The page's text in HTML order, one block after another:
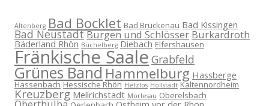
Altenberg Bad Bocklet Bad Brückenau Bad Kissingen
Bad NeustadtBurgen und Schlösser Burkardroth
Bäderland Rhön Büchelberg Diebach Elfershausen
Fränkische Saale Grabfeld
Grünes BandHammelburg Hassberge
Hassenbach Hessische Rhön Hetzlos Hollstadt Kaltennordheim
Kreuzberg Mellrichstadt Morlesau Oberelsbach